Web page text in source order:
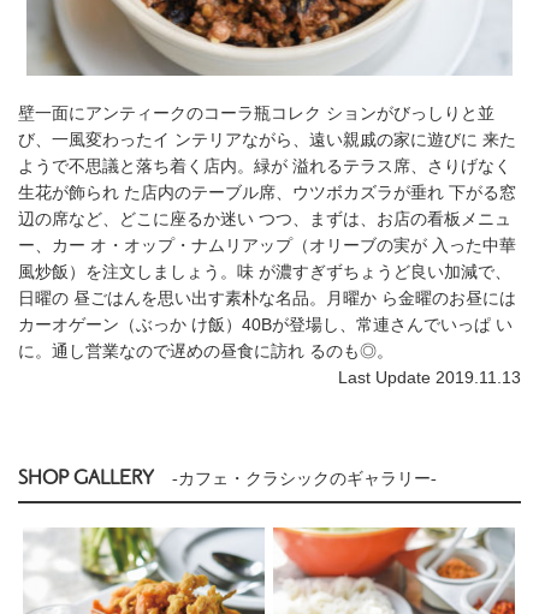
壁一面にアンティークのコーラ瓶コレク ションがびっしりと並
び、一風変わったイ ンテリアながら、遠い親戚の家に遊びに 来た
ようで不思議と落ち着く店内。緑が 溢れるテラス席、さりげなく
生花が飾られ た店内のテーブル席、ウツボカズラが垂れ 下がる窓
辺の席など、どこに座るか迷い つつ、まずは、お店の看板メニュ
ー、カー オ・オップ・ナムリアップ（オリーブの実が 入った中華
風炒飯）を注文しましょう。味 が濃すぎずちょうど良い加減で、
日曜の 昼ごはんを思い出す素朴な名品。月曜か ら金曜のお昼には
カーオゲーン（ぶっか け飯）40Bが登場し、常連さんでいっぱ い
に。通し営業なので遅めの昼食に訪れ るのも◎。
Last Update 2019.11.13
SHOP GALLERY -カフェ・クラシックのギャラリー-